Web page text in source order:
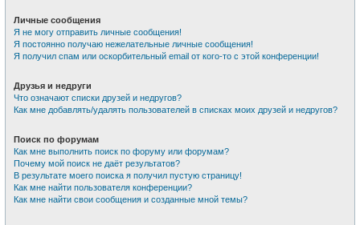
Личные сообщения
Я не могу отправить личные сообщения!
Я постоянно получаю нежелательные личные сообщения!
Я получил спам или оскорбительный email от кого-то с этой конференции!
Друзья и недруги
Что означают списки друзей и недругов?
Как мне добавлять/удалять пользователей в списках моих друзей и недругов?
Поиск по форумам
Как мне выполнить поиск по форуму или форумам?
Почему мой поиск не даёт результатов?
В результате моего поиска я получил пустую страницу!
Как мне найти пользователя конференции?
Как мне найти свои сообщения и созданные мной темы?